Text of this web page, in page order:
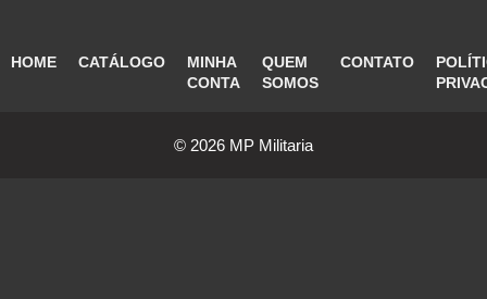
HOME CATÁLOGO
MINHA
CONTA
QUEM
SOMOS
CONTATO
© 2026 MP Militaria